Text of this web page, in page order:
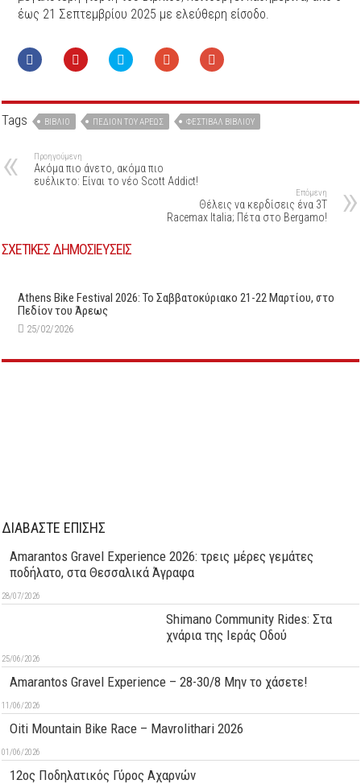
έως 21 Σεπτεμβρίου 2025 με ελεύθερη είσοδο.
Tags ΒΙΒΛΊΟ ΠΕΔΊΟΝ ΤΟΥ ΆΡΕΩΣ ΦΕΣΤΙΒΆΛ ΒΙΒΛΊΟΥ
Προηγούμενη
Ακόμα πιο άνετο, ακόμα πιο
ευέλικτο: Είναι το νέο Scott Addict!
Επόμενη
Θέλεις να κερδίσεις ένα 3T
Racemax Italia; Πέτα στο Bergamo!
ΣΧΕΤΙΚΕΣ ΔΗΜΟΣΙΕΥΣΕΙΣ
Athens Bike Festival 2026: To Σαββατοκύριακο 21-22 Μαρτίου, στο
Πεδίον του Άρεως
25/02/2026
ΔΙΑΒΑΣΤΕ ΕΠΙΣΗΣ
Amarantos Gravel Experience 2026: τρεις μέρες γεμάτες
ποδήλατο, στα Θεσσαλικά Άγραφα
28/07/2026
Shimano Community Rides: Στα
χνάρια της Ιεράς Οδού
25/06/2026
Amarantos Gravel Experience – 28-30/8 Μην το χάσετε!
11/06/2026
Oiti Mountain Bike Race – Mavrolithari 2026
01/06/2026
12ος Ποδηλατικός Γύρος Αχαρνών